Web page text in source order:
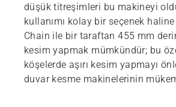
düşük titreşimleri bu makineyi
kullanımı kolay bir seçenek
Chain ile bir taraftan 455 mm
kesim yapmak mümkündür; bu
köşelerde aşırı kesim yapmayı
duvar kesme makinelerinin